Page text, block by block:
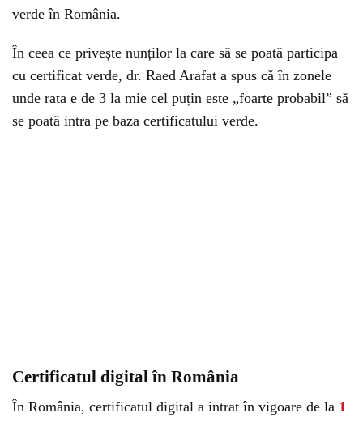
verde în România.
În ceea ce privește nunților la care să se poată participa
cu certificat verde, dr. Raed Arafat a spus că în zonele
unde rata e de 3 la mie cel puțin este „foarte probabil” să
se poată intra pe baza certificatului verde.
Certificatul digital în România
În România, certificatul digital a intrat în vigoare de la 1